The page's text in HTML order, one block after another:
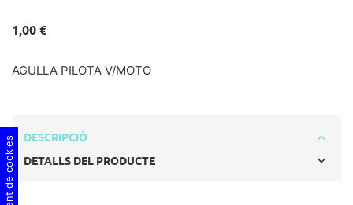
1,00 €
AGULLA PILOTA V/MOTO
DESCRIPCIÓ
DETALLS DEL PRODUCTE